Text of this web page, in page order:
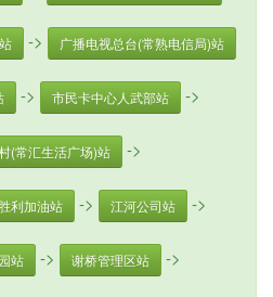
-> 广播电视总台(常熟电信局)站
-> 市民卡中心人武部站 ->
(常汇生活广场)站 ->
胜利加油站 -> 江河公司站 ->
站 -> 谢桥管理区站 ->